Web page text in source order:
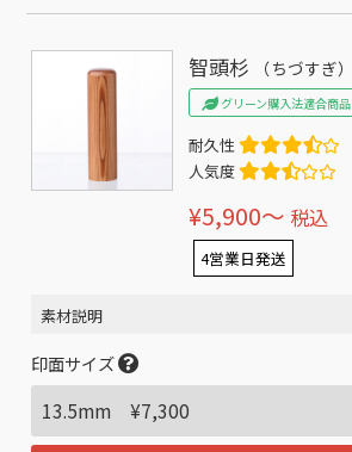
智頭杉 （ちづすぎ）
グリーン購入法適合商品
耐久性
人気度
¥5,900〜 税込
4営業日発送
素材説明
印面サイズ